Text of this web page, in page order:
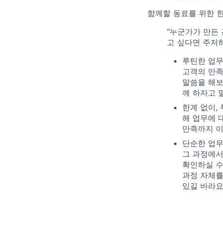
함께할 동료를 위한
"누군가가 만든
고 싶다면 주저
루틴한 업
고객의 만
말씀을 해
께 하자고
한계 없이,
해 업무에
만족까지
단순한 업
그 과정에
확인하실
과정 자체
있길 바라